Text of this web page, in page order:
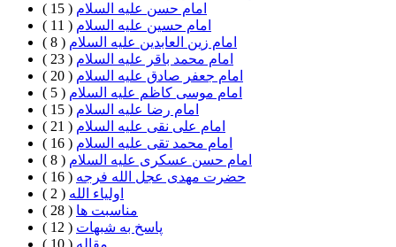
امام حسن علیه السلام ( 15 )
امام حسین علیه السلام ( 11 )
امام زین العابدین علیه السلام ( 8 )
امام محمد باقر علیه السلام ( 23 )
امام جعفر صادق علیه السلام ( 20 )
امام موسی کاظم علیه السلام ( 5 )
امام رضا علیه السلام ( 15 )
امام علی نقی علیه السلام ( 21 )
امام محمد تقی علیه السلام ( 16 )
امام حسن عسکری علیه السلام ( 8 )
حضرت مهدی عجل الله فرجه ( 16 )
اولیاء الله ( 2 )
مناسبت ها ( 28 )
پاسخ به شبهات ( 12 )